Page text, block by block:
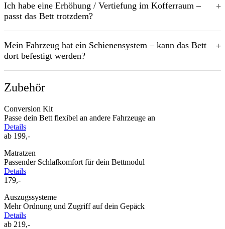
Ich habe eine Erhöhung / Vertiefung im Kofferraum –
passt das Bett trotzdem?
Mein Fahrzeug hat ein Schienensystem – kann das Bett
dort befestigt werden?
Zubehör
Conversion Kit
Passe dein Bett flexibel an andere Fahrzeuge an
Details
ab 199,-
Matratzen
Passender Schlafkomfort für dein Bettmodul
Details
179,-
Auszugssysteme
Mehr Ordnung und Zugriff auf dein Gepäck
Details
ab 219,-